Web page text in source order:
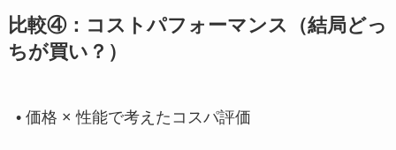
比較④：コストパフォーマンス（結局どっ
ちが買い？）
• 価格 × 性能で考えたコスパ評価